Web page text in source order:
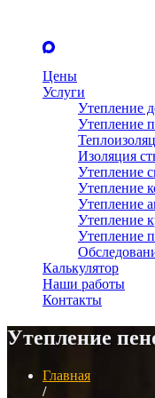
Цены
Услуги
Утепление
Утепление
Изоляция
Утепление
Утепление
Утепление
Утепление
Утепление
Калькулятор
Наши работы
Контакты
Утепление
Главная
/